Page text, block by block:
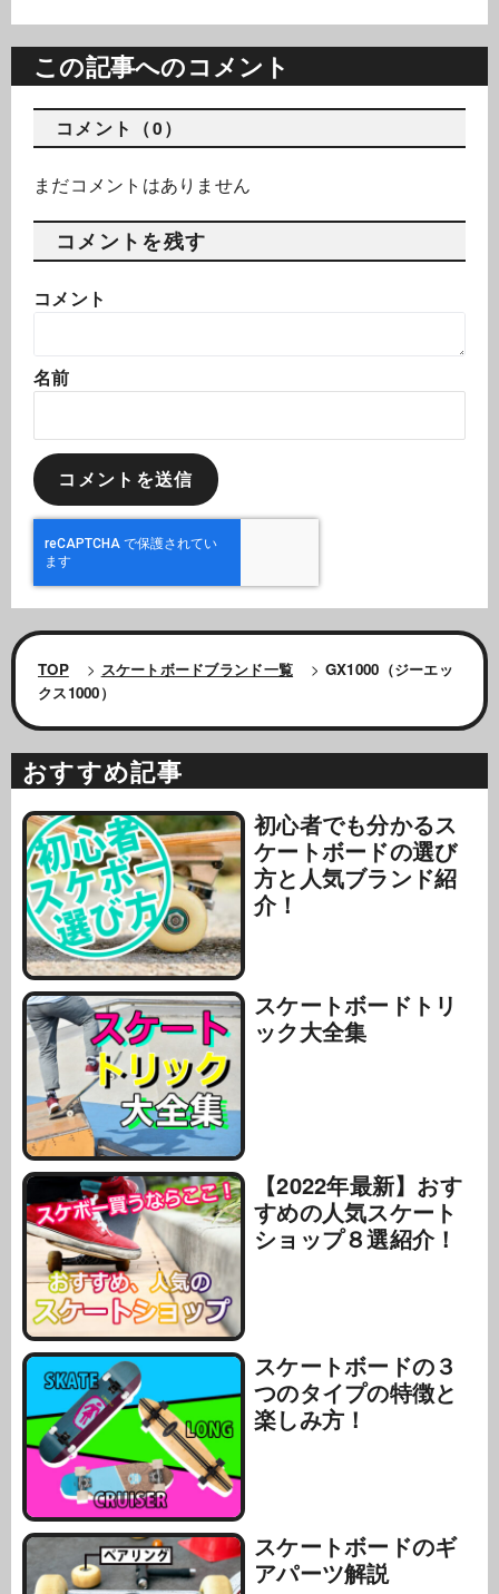
この記事へのコメント
コメント（0）
まだコメントはありません
コメントを残す
コメント
名前
TOP > スケートボードブランド一覧 > GX1000（ジーエッ
クス1000）
おすすめ記事
初心者でも分かるス
ケートボードの選び
方と人気ブランド紹
介！
スケートボードトリ
ック大全集
【2022年最新】おす
すめの人気スケート
ショップ８選紹介！
スケートボードの３
つのタイプの特徴と
楽しみ方！
スケートボードのギ
アパーツ解説